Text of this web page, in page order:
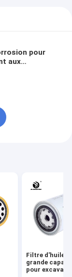
pour
aux
Filtre d'huile
grande
pour